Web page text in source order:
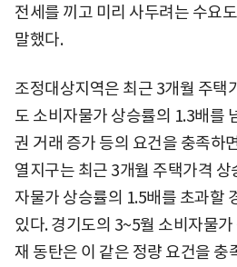
전세를 끼고 미리 사두려는 수요
말했다.
조정대상지역은 최근 3개월 주택
도 소비자물가 상승률의 1.3배를
권 거래 증가 등의 요건을 충족하
열지구는 최근 3개월 주택가격 상
자물가 상승률의 1.5배를 초과할
있다. 경기도의 3~5월 소비자물
재 동탄은 이 같은 정량 요건을 충